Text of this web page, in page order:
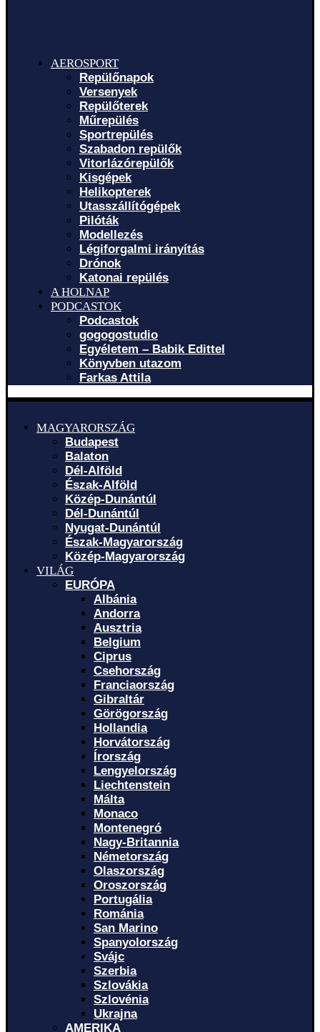
AEROSPORT
Repülőnapok
Versenyek
Repülőterek
Műrepülés
Sportrepülés
Szabadon repülők
Vitorlázórepülők
Kisgépek
Helikopterek
Utasszállítógépek
Pilóták
Modellezés
Légiforgalmi irányítás
Drónok
Katonai repülés
A HOLNAP
PODCASTOK
Podcastok
gogogostudio
Egyéletem – Babik Edittel
Könyvben utazom
Farkas Attila
MAGYARORSZÁG
Budapest
Balaton
Dél-Alföld
Észak-Alföld
Közép-Dunántúl
Dél-Dunántúl
Nyugat-Dunántúl
Észak-Magyarország
Közép-Magyarország
VILÁG
EURÓPA
Albánia
Andorra
Ausztria
Belgium
Ciprus
Csehország
Franciaország
Gibraltár
Görögország
Hollandia
Horvátország
Írország
Lengyelország
Liechtenstein
Málta
Monaco
Montenegró
Nagy-Britannia
Németország
Olaszország
Oroszország
Portugália
Románia
San Marino
Spanyolország
Svájc
Szerbia
Szlovákia
Szlovénia
Ukrajna
AMERIKA